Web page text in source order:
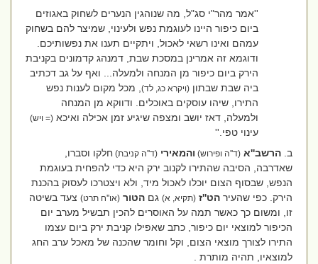
''אמר מהר"י סג"ל, מה שנוהגין הנערים לשחוק באגוזים
ביום כיפור היינו לעוגמת נפש ולעינוי, שמיצר להם בשחוק
עמהם ואינו רשאי לאכול, ויתקיים תענו את נפשותיכם.
ודוגמא זה אמרינן במסכת שבת, דמנהג קדמונים בקניבת
הירק ביום כיפור מן המנחה ולמעלה... ואף על גב דכתיב
ביה שבת שבתון(ויקרא כג, לד), מכל מקום לענות נפש
התירו, שיהו עוסקים באוכלים. ודווקא מן המנחה
ולמעלה, דאז יושב ומצפה שיגיע זמן אכילה ואיכא(= ויש)
עינוי טפי.''
ב.הרשב''א(ד''ה ופירוש) והמאירי (ד''ה קניבת)חלקו וסברו,
שאדרבה, הסיבה שהתירו לקנוב ירק היא כדי להפחית בעוגמת
הנפש, שבסוף הצום יוכלו לאכול מיד, ולא ויצטרכו לעסוק בהכנת
הירק. כפי שהעירהט''ז (תקיא, א) גםהטור (או''ח תרט)צעד בשיטה
זו, ומשום כך כאשר תמה על האוסרים להכין תבשיל מערב יום
הכיפור למוצאי יום כיפור, כתב שאפילו קניבת ירק ביום עצמו
התירו לצורך מוצאי הצום, וקל וחומר שהכנה של מאכל ערב החג
למוצאיו, תהיה מותרת .